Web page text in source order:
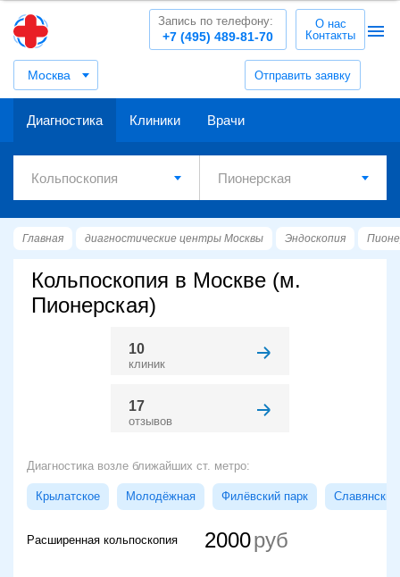
Москва Отправить заявку
+7 (495) 489-81-70
Запись по телефону:
О нас
Контакты
Диагностика Клиники Врачи
Главная диагностические центры Москвы Эндоскопия
Кольпоскопия в Москве (м.
Пионерская)
10
клиник
17
отзывов
Диагностика возле ближайших ст. метро:
Крылатское Молодёжная Филёвский парк
Расширенная кольпоскопия 2000